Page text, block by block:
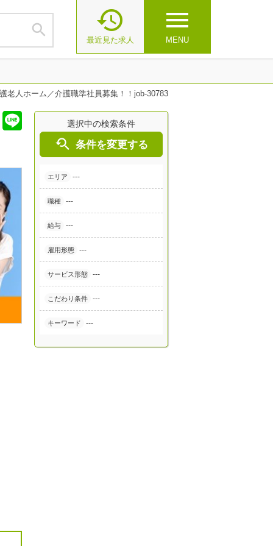
 menu
MENU

最近見た求人
老人ホーム／介護職準社員募集！！job-30783
選択中の検索条件
 条件を変更する
エリア ---
職種 ---
給与 ---
雇用形態 ---
サービス形態 ---
こだわり条件 ---
キーワード ---